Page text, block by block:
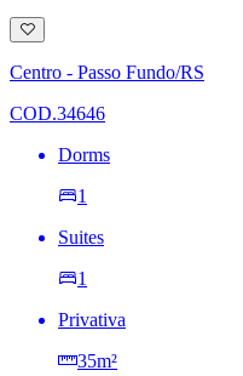
Adicionar
à
lista
de
Centro - Passo Fundo/RS
COD.34646
Dorms
1
Suites
1
Privativa
35m²